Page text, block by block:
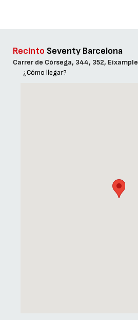
Recinto Seventy Barcelona
Carrer de Còrsega, 344, 352,
¿Cómo llegar?